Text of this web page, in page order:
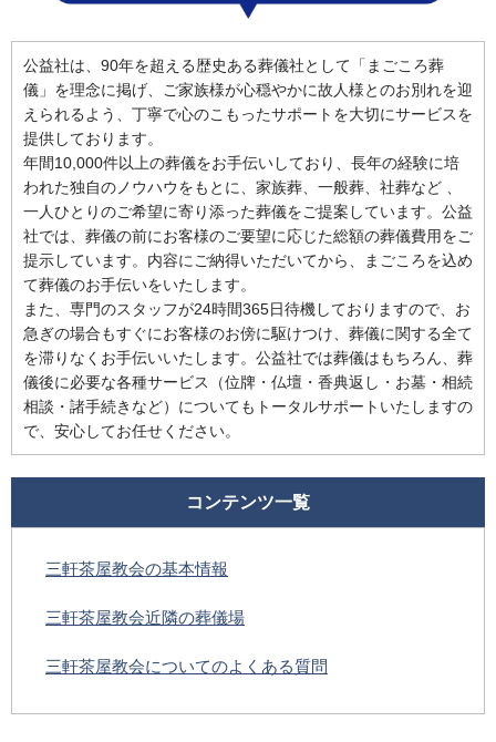
公益社は、90年を超える歴史ある葬儀社として「まごころ葬
儀」を理念に掲げ、ご家族様が心穏やかに故人様とのお別れを迎
えられるよう、丁寧で心のこもったサポートを大切にサービスを
提供しております。
年間10,000件以上の葬儀をお手伝いしており、長年の経験に培
われた独自のノウハウをもとに、家族葬、一般葬、社葬など 、
一人ひとりのご希望に寄り添った葬儀をご提案しています。公益
社では、葬儀の前にお客様のご要望に応じた総額の葬儀費用をご
提示しています。内容にご納得いただいてから、まごころを込め
て葬儀のお手伝いをいたします。
また、専門のスタッフが24時間365日待機しておりますので、お
急ぎの場合もすぐにお客様のお傍に駆けつけ、葬儀に関する全て
を滞りなくお手伝いいたします。公益社では葬儀はもちろん、葬
儀後に必要な各種サービス（位牌・仏壇・香典返し・お墓・相続
相談・諸手続きなど）についてもトータルサポートいたしますの
で、安心してお任せください。
コンテンツ一覧
三軒茶屋教会の基本情報
三軒茶屋教会近隣の葬儀場
三軒茶屋教会についてのよくある質問